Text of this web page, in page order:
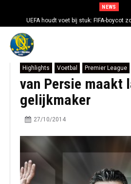
NEWS
UEFA houdt voet bij stuk: FIFA-boycot
Highlights Voetbal Premier League
van Persie maakt
gelijkmaker
27/10/2014